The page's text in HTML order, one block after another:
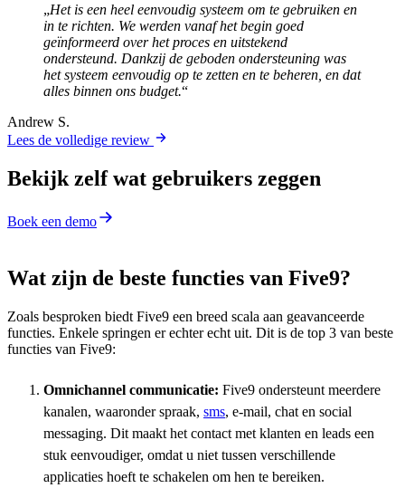
„Het is een heel eenvoudig systeem om te gebruiken en
in te richten. We werden vanaf het begin goed
geïnformeerd over het proces en uitstekend
ondersteund. Dankzij de geboden ondersteuning was
het systeem eenvoudig op te zetten en te beheren, en dat
alles binnen ons budget.“
Andrew S.
Lees de volledige review
Bekijk zelf wat gebruikers zeggen
Boek een demo
Wat zijn de beste functies van Five9?
Zoals besproken biedt Five9 een breed scala aan geavanceerde
functies. Enkele springen er echter echt uit. Dit is de top 3 van beste
functies van Five9:
Omnichannel communicatie: Five9 ondersteunt meerdere
kanalen, waaronder spraak, sms, e-mail, chat en social
messaging. Dit maakt het contact met klanten en leads een
stuk eenvoudiger, omdat u niet tussen verschillende
applicaties hoeft te schakelen om hen te bereiken.